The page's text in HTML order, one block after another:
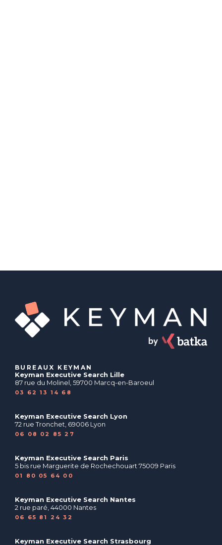
BUREAUX KEYMAN
Keyman Executive Search Lille
87 rue du Molinel, 59700 Marcq-en-Baroeul
03 62 13 14 68
Keyman Executive Search Lyon
72 rue Tronchet, 69006 Lyon
06 08 02 85 27
Keyman Executive Search Paris
5 bis rue Marguerite de Rochechouart 75009 Paris
01 80 05 64 00
Keyman Executive Search Nantes
2 rue paré, 44000 Nantes
06 65 81 24 32
Keyman Executive Search Strasbourg